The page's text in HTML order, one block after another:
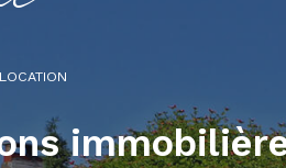
LOCATION